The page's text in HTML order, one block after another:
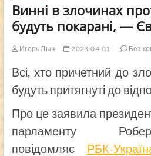
Винні в злочинах
будуть покарані, —
Игорь Лыч 2023-04-01 Без
Всі, хто причетний до
будуть притягнуті до
Про це заявила
парламенту
повідомляє РБК-